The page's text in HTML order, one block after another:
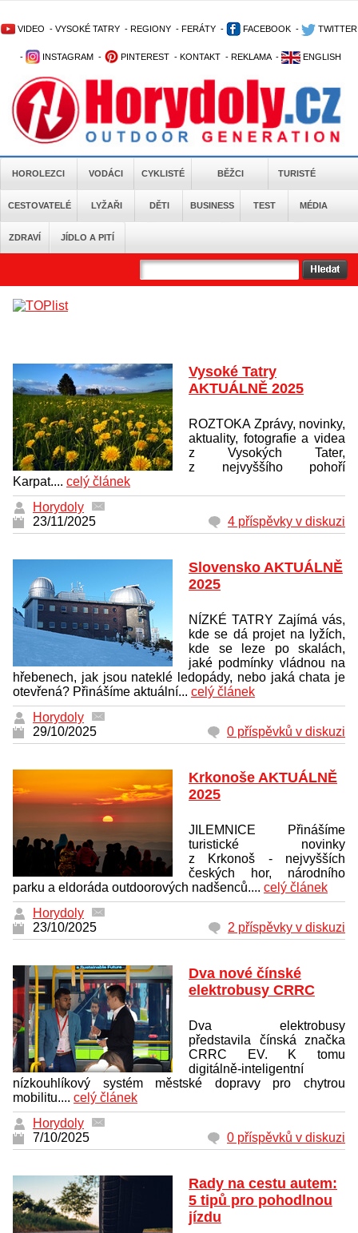
VIDEO - VYSOKÉ TATRY - REGIONY - FERÁTY - FACEBOOK - TWITTER
- INSTAGRAM - PINTEREST - KONTAKT - REKLAMA - ENGLISH
HOROLEZCI VODÁCI CYKLISTÉ BĚŽCI TURISTÉ
CESTOVATELÉ LYŽAŘI DĚTI BUSINESS TEST MÉDIA
ZDRAVÍ JÍDLO A PITÍ
Vysoké Tatry
AKTUÁLNĚ 2025
ROZTOKA Zprávy, novinky,
aktuality, fotografie a videa
z Vysokých Tater,
z nejvyššího pohoří
Karpat.... celý článek
Horydoly
23/11/2025
4 příspěvky v diskuzi
Slovensko AKTUÁLNĚ
2025
NÍZKÉ TATRY Zajímá vás,
kde se dá projet na lyžích,
kde se leze po skalách,
jaké podmínky vládnou na
hřebenech, jak jsou nateklé ledopády, nebo jaká chata je
otevřená? Přinášíme aktuální... celý článek
Horydoly
29/10/2025
0 příspěvků v diskuzi
Krkonoše AKTUÁLNĚ
2025
JILEMNICE Přinášíme
turistické novinky
z Krkonoš - nejvyšších
českých hor, národního
parku a eldoráda outdoorových nadšenců.... celý článek
Horydoly
23/10/2025
2 příspěvky v diskuzi
Dva nové čínské
elektrobusy CRRC
Dva elektrobusy
představila čínská značka
CRRC EV. K tomu
digitálně-inteligentní
nízkouhlíkový systém městské dopravy pro chytrou
mobilitu.... celý článek
Horydoly
7/10/2025
0 příspěvků v diskuzi
Rady na cestu autem:
5 tipů pro pohodlnou
jízdu